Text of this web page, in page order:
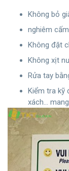
Không bỏ
nghiêm
Không đặt
Không xịt
Rửa tay
Kiểm tra kỹ
xách…